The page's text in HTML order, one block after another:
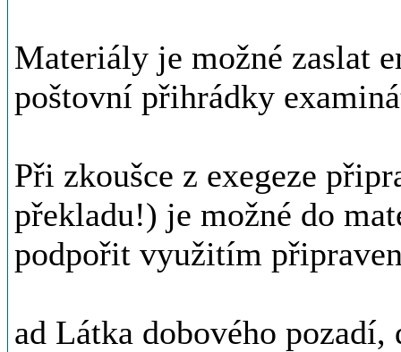
Materiály je možné zaslat
poštovní přihrádky
Při zkoušce z exegeze
překladu!) je možné do
podpořit využitím
ad Látka dobového